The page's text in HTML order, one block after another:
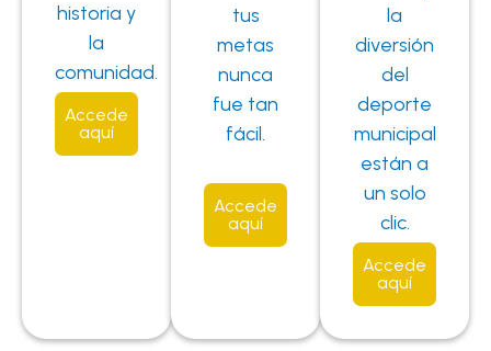
historia y
la
comunidad.
Accede
aquí
tus
metas
nunca
fue tan
fácil.
Accede
aquí
la
diversión
del
deporte
municipal
están a
un solo
clic.
Accede
aquí